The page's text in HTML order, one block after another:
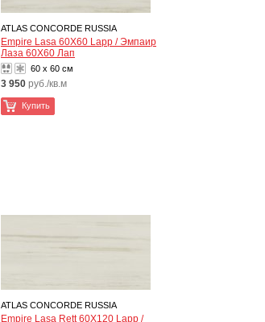
ATLAS CONCORDE RUSSIA
Empire Lasa 60X60 Lapp / Эмпаир
Лаза 60X60 Лап
60 x 60 см
3 950 руб./кв.м
Купить
ATLAS CONCORDE RUSSIA
Empire Lasa Rett 60X120 Lapp /